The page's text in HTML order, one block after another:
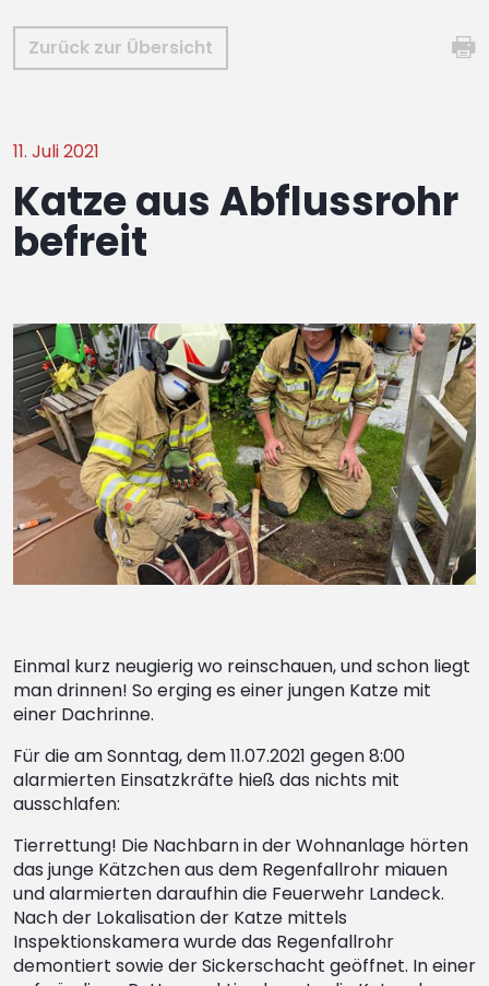
Zurück zur Übersicht
11. Juli 2021
Katze aus Abflussrohr
befreit
Einmal kurz neugierig wo reinschauen, und schon liegt
man drinnen! So erging es einer jungen Katze mit
einer Dachrinne.
Für die am Sonntag, dem 11.07.2021 gegen 8:00
alarmierten Einsatzkräfte hieß das nichts mit
ausschlafen:
Tierrettung! Die Nachbarn in der Wohnanlage hörten
das junge Kätzchen aus dem Regenfallrohr miauen
und alarmierten daraufhin die Feuerwehr Landeck.
Nach der Lokalisation der Katze mittels
Inspektionskamera wurde das Regenfallrohr
demontiert sowie der Sickerschacht geöffnet. In einer